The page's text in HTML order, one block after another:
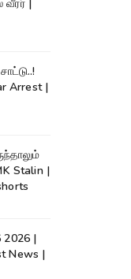
வீரர் |
Arrest |
Stalin |
2026 |
News |